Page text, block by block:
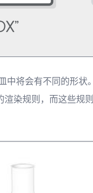
中将会有不同的形
染规则，而这些规